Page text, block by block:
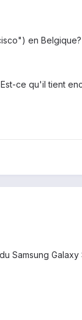
en
ce qu'il tient